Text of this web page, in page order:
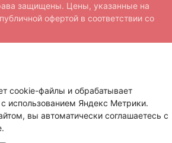
защищены. Цены, указанные на
офертой в соответствии со
cookie-файлы и обрабатывает
использованием Яндекс Метрики.
вы автоматически соглашаетесь с